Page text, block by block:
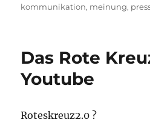
am
kommunikation, meinung,
Das Rote
Youtube
Roteskreuz2.0 ?